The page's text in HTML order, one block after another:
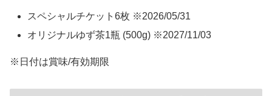
スペシャルチケット6枚 ※2026/05/31
オリジナルゆず茶1瓶 (500g) ※2027/11/03
※日付は賞味/有効期限